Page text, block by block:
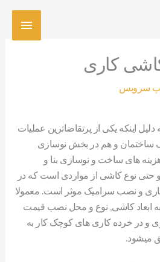
کاری
سرویس
اینکه یکی از پرتقاضاترین عملیات
ساختمان و هم در بخش نوسازی
های ساخت و نوسازی بنا و
و حتی نوع کاشی از مواردی است که در
و نصب سرامیک موثر است. معمولا
به ابعاد کاشی, نوع و محل نصب قیمت
در خرده کاری های کوچک کار به
میشود.